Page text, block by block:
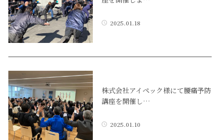
2025.01.18
株式会社アイペック様にて腰痛予防
講座を開催し…
2025.01.10